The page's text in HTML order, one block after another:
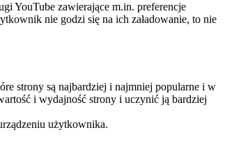
YouTube zawierające m.in. preferencje
nie godzi się na ich załadowanie, to nie
strony są najbardziej i najmniej popularne i w
i wydajność strony i uczynić ją bardziej
użytkownika.